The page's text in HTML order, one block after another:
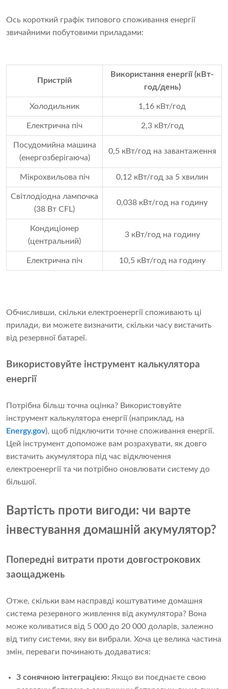
Ось короткий графік типового споживання енергії
звичайними побутовими приладами:
Пристрій
Використання енергії (кВт-
год/день)
Холодильник 1,16 кВт/год
Електрична піч 2,3 кВт/год
Посудомийна машина
(енергозберігаюча)
0,5 кВт/год на завантаження
Мікрохвильова піч 0,12 кВт/год за 5 хвилин
Світлодіодна лампочка
(38 Вт CFL)
0,038 кВт/год на годину
Кондиціонер
(центральний)
3 кВт/год на годину
Електрична піч 10,5 кВт/год на годину
Обчисливши, скільки електроенергії споживають ці
прилади, ви можете визначити, скільки часу вистачить
від резервної батареї.
Використовуйте інструмент калькулятора
енергії
Потрібна більш точна оцінка? Використовуйте
інструмент калькулятора енергії (наприклад, на
Energy.gov), щоб підключити точне споживання енергії.
Цей інструмент допоможе вам розрахувати, як довго
вистачить акумулятора під час відключення
електроенергії та чи потрібно оновлювати систему до
більшої.
Вартість проти вигоди: чи варте
інвестування домашній акумулятор?
Попередні витрати проти довгострокових
заощаджень
Отже, скільки вам насправді коштуватиме домашня
система резервного живлення від акумулятора? Вона
може коливатися від 5 000 до 20 000 доларів, залежно
від типу системи, яку ви вибрали. Хоча це велика частина
змін, переваги починають додаватися:
З сонячною інтеграцією: Якщо ви поєднаєте свою